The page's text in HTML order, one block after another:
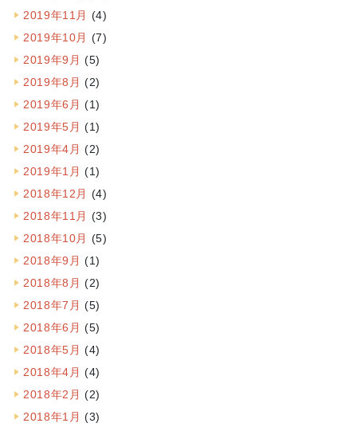
2019年11月 (4)
2019年10月 (7)
2019年9月 (5)
2019年8月 (2)
2019年6月 (1)
2019年5月 (1)
2019年4月 (2)
2019年1月 (1)
2018年12月 (4)
2018年11月 (3)
2018年10月 (5)
2018年9月 (1)
2018年8月 (2)
2018年7月 (5)
2018年6月 (5)
2018年5月 (4)
2018年4月 (4)
2018年2月 (2)
2018年1月 (3)